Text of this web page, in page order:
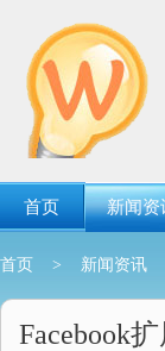
首页 新闻资
首页 > 新闻资讯
Facebook